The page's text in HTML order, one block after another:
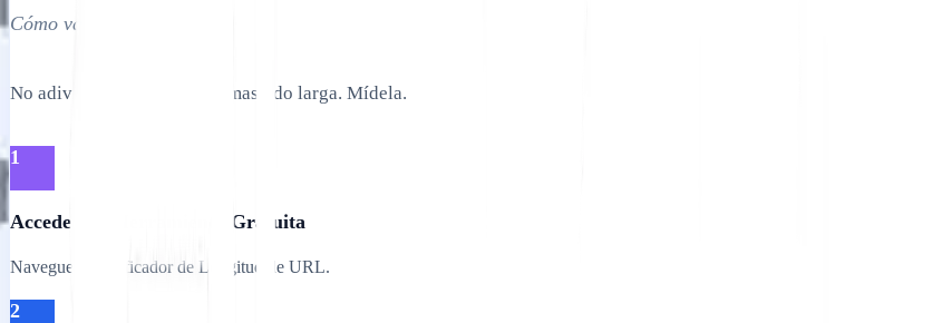
Cómo validar tus rutas.
No adivines si tu URL es demasiado larga. Mídela.
1
Accede a la Herramienta Gratuita
Navegue al Verificador de Longitud de URL.
2